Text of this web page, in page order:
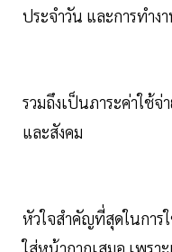
ประจำวัน และการทำง
รวมถึงเป็นภาระค่าใช้จ่
และสังคม
หัวใจสำคัญที่สุดในการ